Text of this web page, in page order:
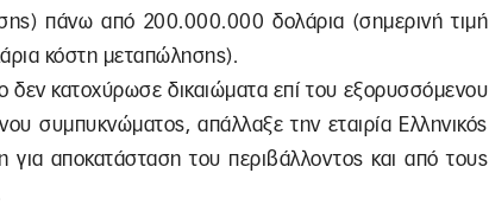
πάνω από 200.000.000 δολάρια (σημερινή τιμή
κόστη μεταπώλησης).
δεν κατοχύρωσε δικαιώματα επί του εξορυσσόμενου
συμπυκνώματος, απάλλαξε την εταιρία Ελληνικός
αποκατάσταση του περιβάλλοντος και από τους